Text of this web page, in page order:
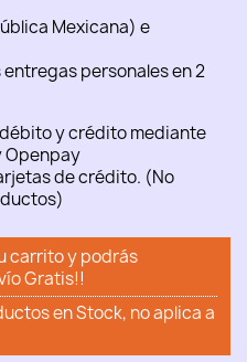
Mexicana) e
entregas personales en 2
y crédito mediante
Openpay
de crédito. (No
carrito y podrás
Gratis!!
en Stock, no aplica a